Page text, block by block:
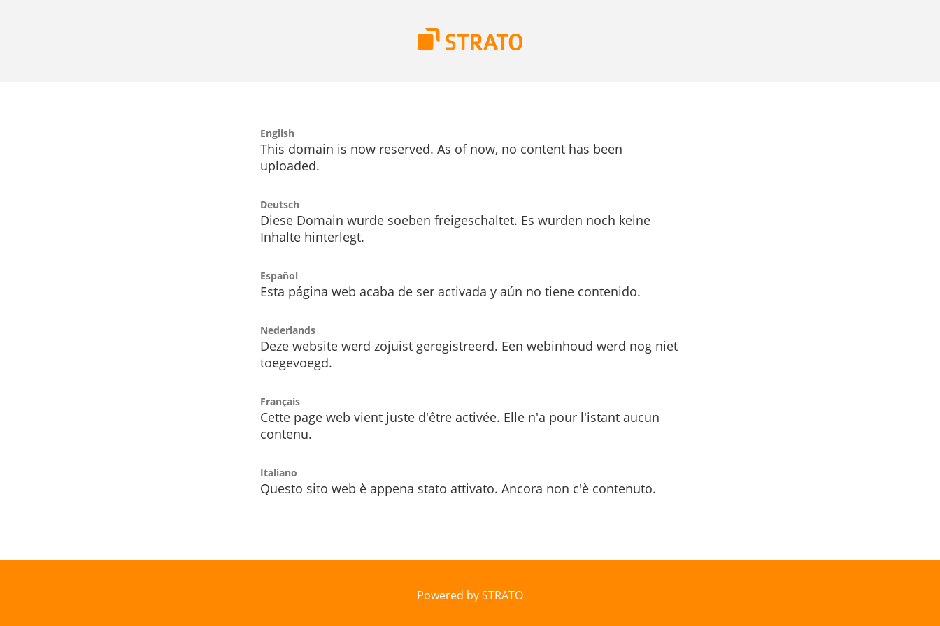
English
This domain is now reserved. As of now, no content has been
uploaded.
Deutsch
Diese Domain wurde soeben freigeschaltet. Es wurden noch keine
Inhalte hinterlegt.
Español
Esta página web acaba de ser activada y aún no tiene contenido.
Nederlands
Deze website werd zojuist geregistreerd. Een webinhoud werd nog niet
toegevoegd.
Français
Cette page web vient juste d'être activée. Elle n'a pour l'istant aucun
contenu.
Italiano
Questo sito web è appena stato attivato. Ancora non c'è contenuto.
Powered by STRATO